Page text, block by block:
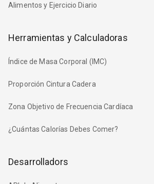
Alimentos y Ejercicio Diario
Herramientas y Calculadoras
Índice de Masa Corporal (IMC)
Proporción Cintura Cadera
Zona Objetivo de Frecuencia Cardíaca
¿Cuántas Calorías Debes Comer?
Desarrolladors